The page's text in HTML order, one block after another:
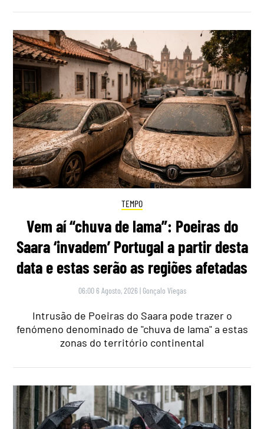
TEMPO
Vem aí “chuva de lama”: Poeiras do
Saara ‘invadem’ Portugal a partir desta
data e estas serão as regiões afetadas
06:00 6 Agosto, 2026 | Gonçalo Viegas
Intrusão de Poeiras do Saara pode trazer o
fenómeno denominado de "chuva de lama" a estas
zonas do território continental